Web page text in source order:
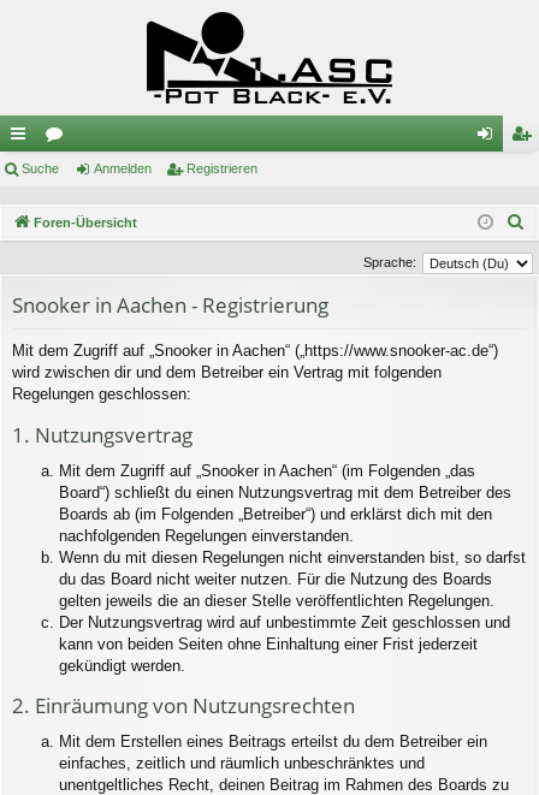
ch
llz
ug
riff
or
el
de
rie
re
Suche Anmelden Registrieren
Foren-Übersicht
c
Sprache:
Snooker in Aachen - Registrierung
Mit dem Zugriff auf „Snooker in Aachen“ („https://www.snooker-ac.de“)
wird zwischen dir und dem Betreiber ein Vertrag mit folgenden
Regelungen geschlossen:
1. Nutzungsvertrag
Mit dem Zugriff auf „Snooker in Aachen“ (im Folgenden „das
Board“) schließt du einen Nutzungsvertrag mit dem Betreiber des
Boards ab (im Folgenden „Betreiber“) und erklärst dich mit den
nachfolgenden Regelungen einverstanden.
Wenn du mit diesen Regelungen nicht einverstanden bist, so darfst
du das Board nicht weiter nutzen. Für die Nutzung des Boards
gelten jeweils die an dieser Stelle veröffentlichten Regelungen.
Der Nutzungsvertrag wird auf unbestimmte Zeit geschlossen und
kann von beiden Seiten ohne Einhaltung einer Frist jederzeit
gekündigt werden.
2. Einräumung von Nutzungsrechten
Mit dem Erstellen eines Beitrags erteilst du dem Betreiber ein
einfaches, zeitlich und räumlich unbeschränktes und
unentgeltliches Recht, deinen Beitrag im Rahmen des Boards zu